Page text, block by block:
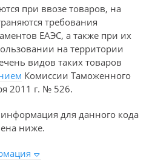
при ввозе товаров, на
требования
ЕАЭС, а также при их
на территории
видов таких товаров
Комиссии Таможенного
2011 г. № 526.
для данного кода
ниже.